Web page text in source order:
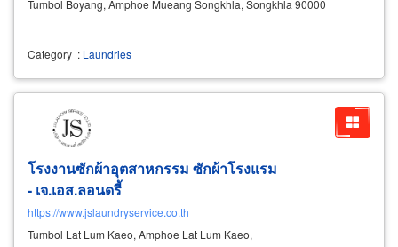
Tumbol Boyang, Amphoe Mueang Songkhla, Songkhla 90000
Category : Laundries
โรงงานซักผ้าอุตสาหกรรม ซักผ้าโรงแรม
- เจ.เอส.ลอนดรี้
https://www.jslaundryservice.co.th
Tumbol Lat Lum Kaeo, Amphoe Lat Lum Kaeo,